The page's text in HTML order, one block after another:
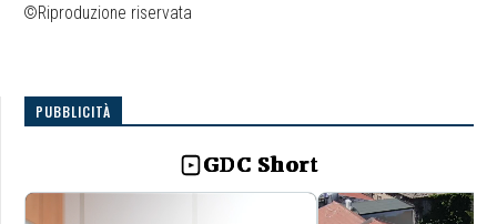
©Riproduzione riservata
PUBBLICITÀ
GDC Short